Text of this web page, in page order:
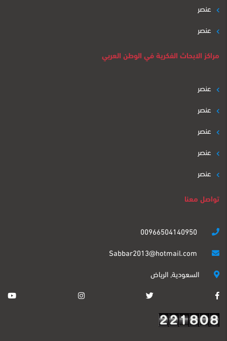
عنصر
عنصر
مراكز الابحاث الفكرية في الوطن العربي
عنصر
عنصر
عنصر
عنصر
عنصر
تواصل معنا
السعودية, الرياض